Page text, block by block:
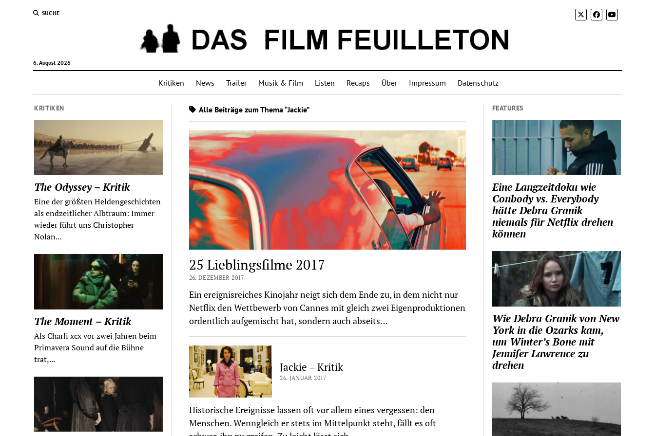
SUCHE
6. August 2026
Kritiken News Trailer Musik & Film Listen Recaps Über Impressum Datenschutz
KRITIKEN
The Odyssey – Kritik
Eine der größten Heldengeschichten
als endzeitlicher Albtraum: Immer
wieder führt uns Christopher
Nolan...
The Moment – Kritik
Als Charli xcx vor zwei Jahren beim
Primavera Sound auf die Bühne
trat,...
Alle Beiträge zum Thema “Jackie”
25 Lieblingsfilme 2017
26. DEZEMBER 2017
Ein ereignisreiches Kinojahr neigt sich dem Ende zu, in dem nicht nur
Netflix den Wettbewerb von Cannes mit gleich zwei Eigenproduktionen
ordentlich aufgemischt hat, sondern auch abseits…
Jackie – Kritik
26. JANUAR 2017
Historische Ereignisse lassen oft vor allem eines vergessen: den
Menschen. Wenngleich er stets im Mittelpunkt steht, fällt es oft
FEATURES
Eine Langzeitdoku wie
Conbody vs. Everybody
hätte Debra Granik
niemals für Netflix drehen
können
Wie Debra Granik von New
York in die Ozarks kam,
um Winter’s Bone mit
Jennifer Lawrence zu
drehen